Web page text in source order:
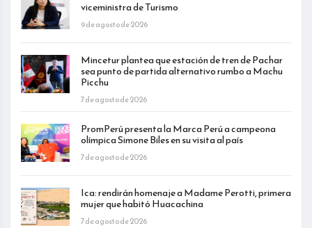
viceministra de Turismo
9 de agosto de 2026
Mincetur plantea que estación de tren de Pachar
sea punto de partida alternativo rumbo a Machu
Picchu
7 de agosto de 2026
PromPerú presenta la Marca Perú a campeona
olímpica Simone Biles en su visita al país
7 de agosto de 2026
Ica: rendirán homenaje a Madame Perotti, primera
mujer que habitó Huacachina
7 de agosto de 2026